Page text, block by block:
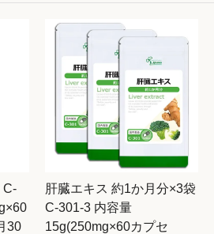
C-
30
肝臓エキス 約1か月分×3袋
C-301-3 内容量
15g(250mg×60カプセ